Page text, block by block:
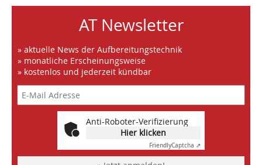
AT Newsletter
» aktuelle News der Aufbereitungstechnik
» monatliche Erscheinungsweise
» kostenlos und jederzeit kündbar
Anti-Roboter-Verifizierung
Hier klicken
FriendlyCaptcha ⇗